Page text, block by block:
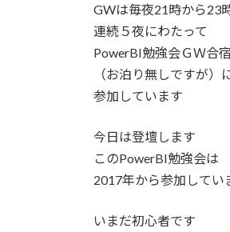
GWは毎夜21時から23
連続５夜にわたって
PowerBI勉強会ＧＷ合宿
（お泊り無しですが）
参加しています
今日は登壇します
このPowerBI勉強会は
2017年から参加してい
いまだ初心者です